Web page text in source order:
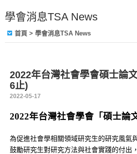
學會消息TSA News
首頁 > 學會消息TSA News
2022年台灣社會學會碩士論
6止)
2022-05-17
2022年台灣社會學會「碩士論
為促進社會學相關領域研究生的研究風氣
鼓勵研究生對研究方法與社會實踐的付出